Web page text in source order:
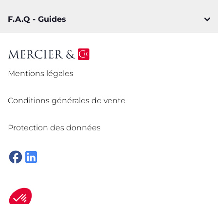
F.A.Q - Guides
Mentions légales
Conditions générales de vente
Protection des données